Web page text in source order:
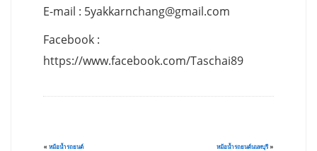
E-mail : 5yakkarnchang@gmail.com
Facebook :
https://www.facebook.com/Taschai89
« หม้อน้ำรถยนต์ หม้อน้ำรถยนต์นนทบุรี»